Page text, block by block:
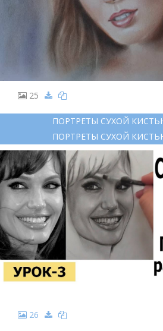
25
ПОРТРЕТЫ СУХОЙ
ПОРТРЕТЫ СУХОЙ
26